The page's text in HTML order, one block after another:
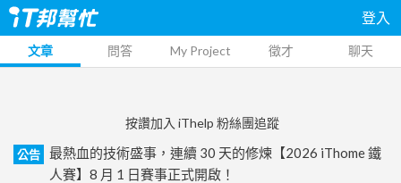
登入
文章 問答 My Project 徵才 聊天
按讚加入 iThelp 粉絲團追蹤
公告
最熱血的技術盛事，連續 30 天的修煉【2026 iThome 鐵
人賽】8 月 1 日賽事正式開啟！